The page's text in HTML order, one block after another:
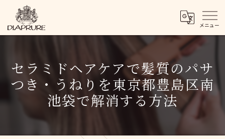
セラミドヘアケアで髪質のパサ
つき・うねりを東京都豊島区南
池袋で解消する方法